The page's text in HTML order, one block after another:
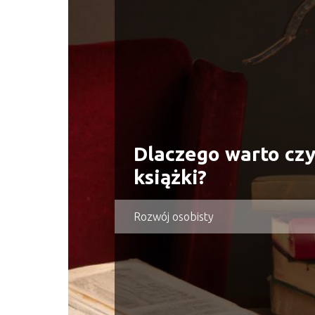
Dlaczego warto
książki?
Rozwój osobisty